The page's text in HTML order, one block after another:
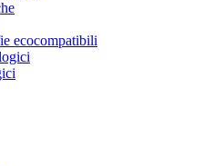
ecocompatibili